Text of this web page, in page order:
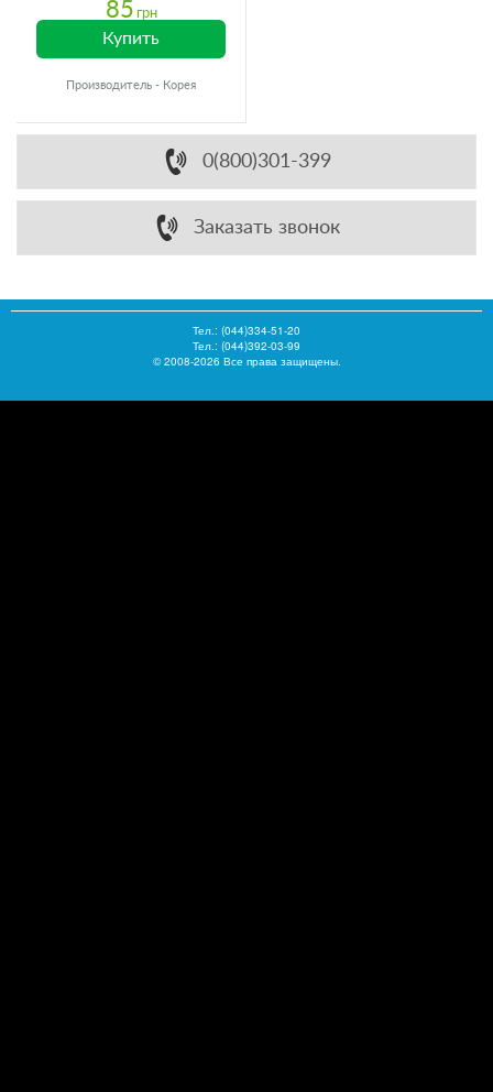
85 грн
Купить
Производитель - Корея
0(800)301-399
Заказать звонок
Тел.: (044)334-51-20
Тел.: (044)392-03-99
© 2008-2026 Все права защищены.